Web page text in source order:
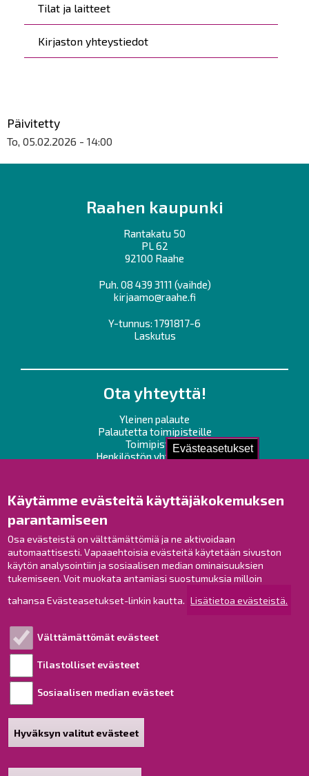
Evästeasetukset
Käytämme evästeitä käyttäjäkokemuksen
parantamiseen
Osa evästeistä on välttämättömiä ja ne aktivoidaan
automaattisesti. Vapaaehtoisia evästeitä käytetään sivuston
käytön analysointiin ja sosiaalisen median ominaisuuksien
tukemiseen. Voit muokata antamiasi suostumuksia milloin
tahansa Evästeasetukset-linkin kautta. Lisätietoa evästeistä.
Välttämättömät evästeet
Tilastolliset evästeet
Sosiaalisen median evästeet
Hyväksyn valitut evästeet
Tilat ja laitteet
Kirjaston yhteystiedot
Päivitetty
To, 05.02.2026 - 14:00
Raahen kaupunki
Rantakatu 50
PL 62
92100 Raahe
Puh. 08 439 3111 (vaihde)
kirjaamo@raahe.fi
Y-tunnus: 1791817-6
Laskutus
Ota yhteyttä!
Yleinen palaute
Palautetta toimipisteille
Toimipisteet
Henkilöstön yhteystiedot
Raahe Facebookissa
Raahe Instagramissa
Raahe LinkedInissä
Raahe YouTubessa
Esityslistat ja pöytäkirjat
Viranhaltijapäätökset
Saavutettavuusseloste